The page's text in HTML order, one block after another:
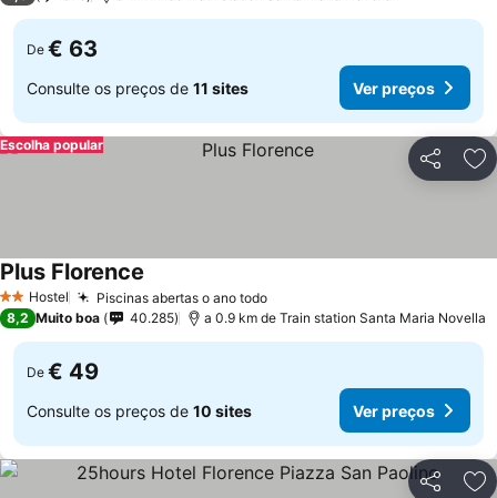
De € 63
Consulte os preços de 11 sites Ver preços
Partilhar
Escolha popular
2 Estrelas
Hostel Piscinas abertas o ano todoVer preços
Plus Florence
8,2 Muito boa 40.285 a 0.9 km de Train station Santa Maria Novella
De € 49
Consulte os preços de 10 sites Ver preços
Partilhar